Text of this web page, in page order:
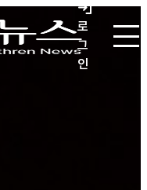
로
그
인